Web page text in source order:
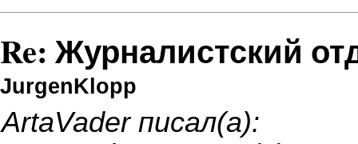
Re: Журналистский
JurgenKlopp
ArtaVader писал(а):